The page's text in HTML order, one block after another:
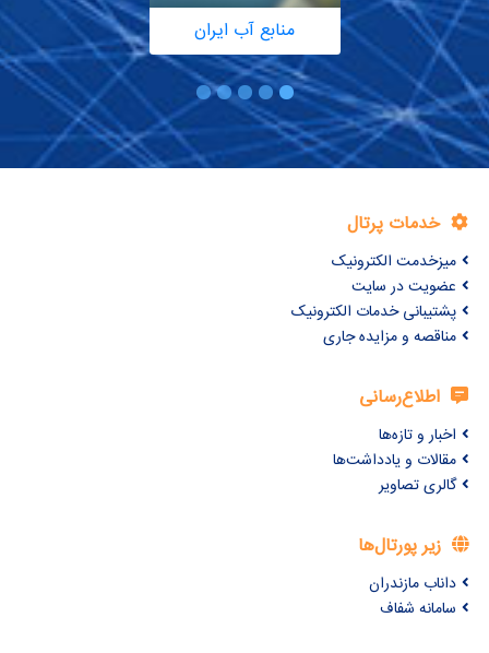
منابع آب ایران
خدمات پرتال
میزخدمت الکترونیک
عضویت در سایت
پشتیبانی خدمات الکترونیک
مناقصه و مزایده جاری
اطلاع‌رسانی
اخبار و تازه‌ها
مقالات و یادداشت‌ها
گالری تصاویر
زیر پورتال‌ها
داناب مازندران
سامانه شفاف